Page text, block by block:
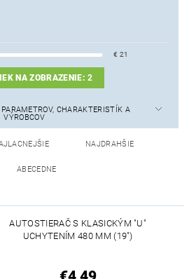
€ 21
NA ZOBRAZENIE:2
CHARAKTERISTÍK A
VÝROBCOV
NAJDRAHŠIE
ABECEDNE
AUTOSTIERAČ S KLASICKÝM "U"
UCHYTENÍM 480 MM (19")